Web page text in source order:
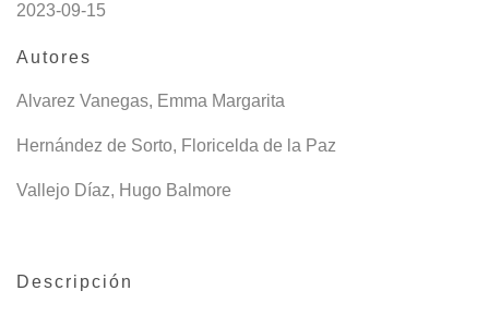
2023-09-15
Autores
Alvarez Vanegas, Emma Margarita
Hernández de Sorto, Floricelda de la Paz
Vallejo Díaz, Hugo Balmore
Descripción